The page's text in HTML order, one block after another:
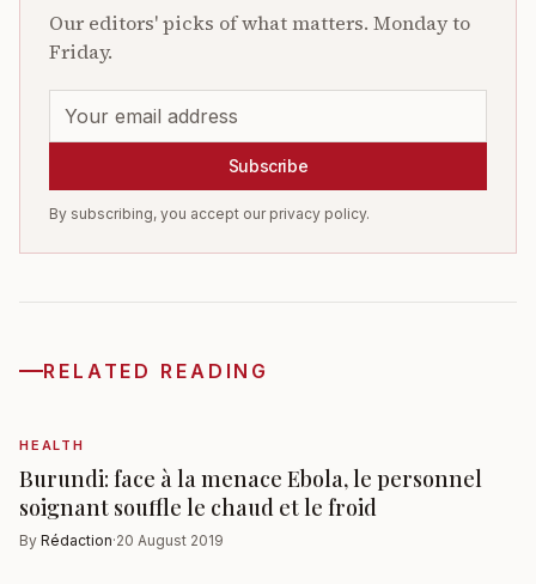
Our editors' picks of what matters. Monday to
Friday.
Subscribe
By subscribing, you accept our privacy policy.
RELATED READING
HEALTH
Burundi: face à la menace Ebola, le personnel
soignant souffle le chaud et le froid
By Rédaction·20 August 2019